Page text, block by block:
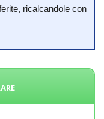
ricalcandole con